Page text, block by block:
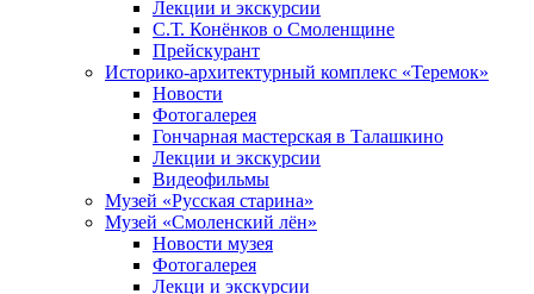
Лекции и экскурсии
С.Т. Конёнков о Смоленщине
Прейскурант
Историко-архитектурный комплекс «Теремок»
Новости
Фотогалерея
Гончарная мастерская в Талашкино
Лекции и экскурсии
Видеофильмы
Музей «Русская старина»
Музей «Смоленский лён»
Новости музея
Фотогалерея
Лекци и экскурсии